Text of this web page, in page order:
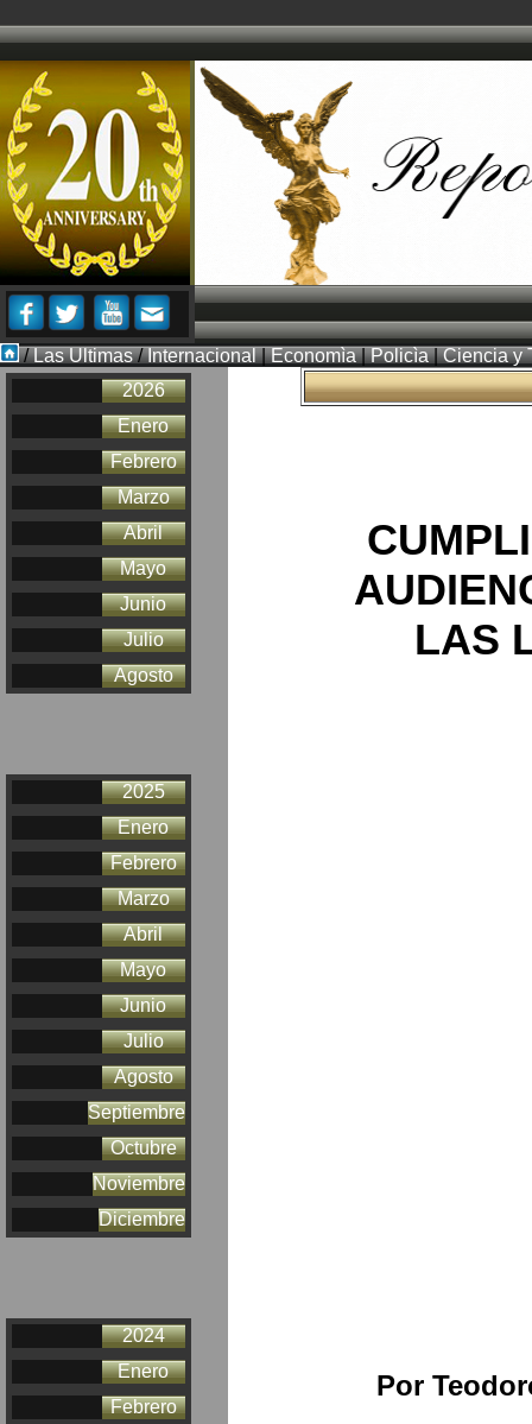
/Las Ultimas/Internacional|Economìa|Policìa|Ciencia y
2026
Enero
Febrero
Marzo
Abril
Mayo
Junio
Julio
Agosto
2025
Enero
Febrero
Marzo
Abril
Mayo
Junio
Julio
Agosto
Septiembre
Octubre
Noviembre
Diciembre
2024
Enero
Febrero
LAS
Por